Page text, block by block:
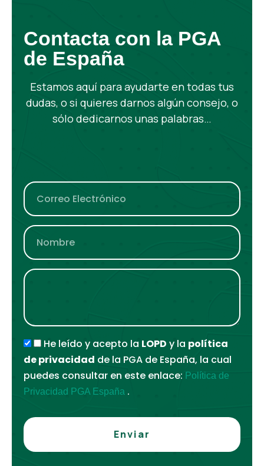
Contacta con la PGA
de España
Estamos aquí para ayudarte en todas tus
dudas, o si quieres darnos algún consejo, o
sólo dedicarnos unas palabras…
He leído y acepto la LOPD y la política
de privacidad de la PGA de España, la cual
puedes consultar en este enlace: Política de
Privacidad PGA España .
Enviar